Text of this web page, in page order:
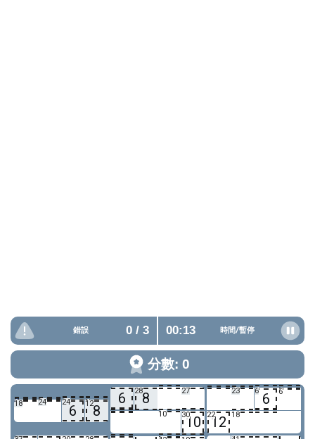
錯誤 0/ 3 00:13 時間/暫停
分數: 0
9 24 24 8
18 6 128
6 288 27
10 30
10
23 6 6 6
22
12 18